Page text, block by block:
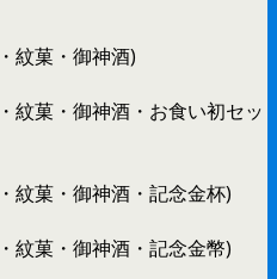
紋菓・御神酒)
紋菓・御神酒・お食い初セッ
紋菓・御神酒・記念金杯)
紋菓・御神酒・記念金幣)